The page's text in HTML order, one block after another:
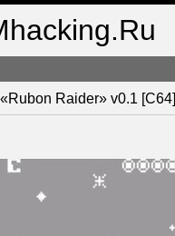
Raider» v0.1 [C64]